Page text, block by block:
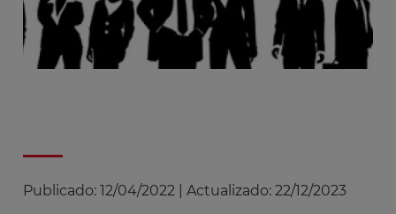
Publicado: 12/04/2022 Actualizado: 22/12/2023